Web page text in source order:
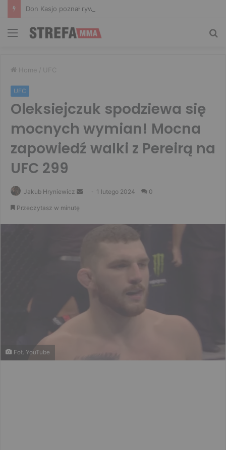
Menu
Home / UFC
UFC
Oleksiejczuk spodziewa się
mocnych wymian! Mocna
zapowiedź walki z Pereirą na
UFC 299
Jakub Hryniewicz
Send 1 lutego 2024 0
Przeczytasz w minutę
Fot. YouTube